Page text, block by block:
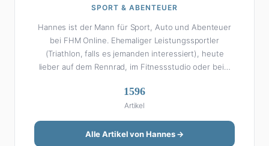
SPORT & ABENTEUER
Hannes ist der Mann für Sport, Auto und Abenteuer
bei FHM Online. Ehemaliger Leistungssportler
(Triathlon, falls es jemanden interessiert), heute
lieber auf dem Rennrad, im Fitnessstudio oder beim
enzyklopädisch: Egal ob Bundesliga-Analyse, Formel 1,
UFC oder Olympia – Hannes liefert fundierte
Einschätzungen mit der Leidenschaft eines echten
Fans. Aber Sport ist nur die halbe Miete: Hannes ist
1596
Artikel
Alle Artikel von Hannes →